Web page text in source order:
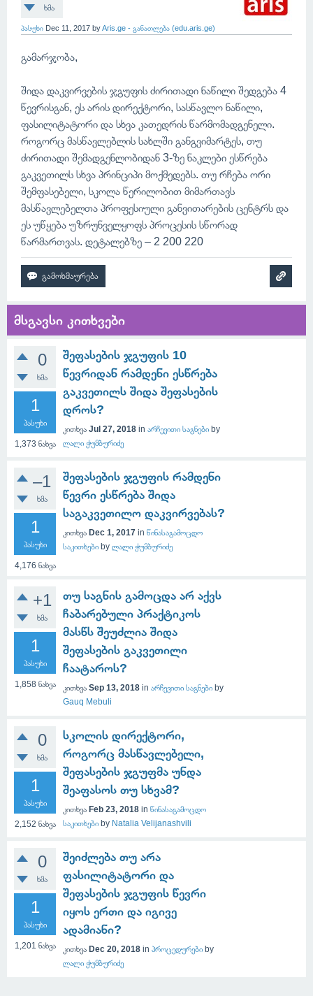
ხმა
პასუხი Dec 11, 2017 byAris.ge - განათლება (edu.aris.ge)
გამარჯობა,
შიდა დაკვირვების ჯგუფის ძირითადი ნაწილი შედგება 4
წევრისგან, ეს არის დირექტორი, სასწავლო ნაწილი,
ფასილიტატორი და სხვა კათედრის წარმომადგენელი.
როგორც მასწავლებლის სახლში განგვიმარტეს, თუ
ძირითადი შემადგენლობიდან 3-ზე ნაკლები ესწრება
გაკვეთილს სხვა პრინციპი მოქმედებს. თუ რჩება ორი
შემფასებელი, სკოლა წერილობით მიმართავს
მასწავლებელთა პროფესიული განვითარების ცენტრს და
ეს უწყება უზრუნველყოფს პროცესის სწორად
წარმართვას. დეტალებზე – 2 200 220
მსგავსი კითხვები
0
ხმა
1
პასუხი
1,373 ნახვა
შეფასების ჯგუფის 10
წევრიდან რამდენი ესწრება
გაკვეთილს შიდა შეფასების
დროს?
კითხვა Jul 27, 2018 in არჩევითი საგნები by
ლალი ჭუმბურიძე
–1
ხმა
1
პასუხი
4,176 ნახვა
შეფასების ჯგუფის რამდენი
წევრი ესწრება შიდა
საგაკვეთილო დაკვირვებას?
კითხვა Dec 1, 2017 in წინასაგამოცდო
საკითხები by ლალი ჭუმბურიძე
+1
ხმა
1
პასუხი
1,858 ნახვა
თუ საგნის გამოცდა არ აქვს
ჩაბარებული პრაქტიკოს
მასწს შეუძლია შიდა
შეფასების გაკვეთილი
ჩაატაროს?
კითხვა Sep 13, 2018 in არჩევითი საგნები by
Gauq Mebuli
0
ხმა
1
პასუხი
2,152 ნახვა
სკოლის დირექტორი,
როგორც მასწავლებელი,
შეფასების ჯგუფმა უნდა
შეაფასოს თუ სხვამ?
კითხვა Feb 23, 2018 in წინასაგამოცდო
საკითხები by Natalia Velijanashvili
0
ხმა
1
პასუხი
1,201 ნახვა
შეიძლება თუ არა
ფასილიტატორი და
შეფასების ჯგუფის წევრი
იყოს ერთი და იგივე
ადამიანი?
კითხვა Dec 20, 2018 in პროცედურები by
ლალი ჭუმბურიძე